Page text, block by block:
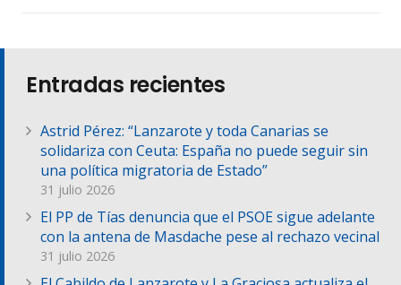
Entradas recientes
Astrid Pérez: “Lanzarote y toda Canarias se
solidariza con Ceuta: España no puede seguir sin
una política migratoria de Estado”
31 julio 2026
El PP de Tías denuncia que el PSOE sigue adelante
con la antena de Masdache pese al rechazo vecinal
31 julio 2026